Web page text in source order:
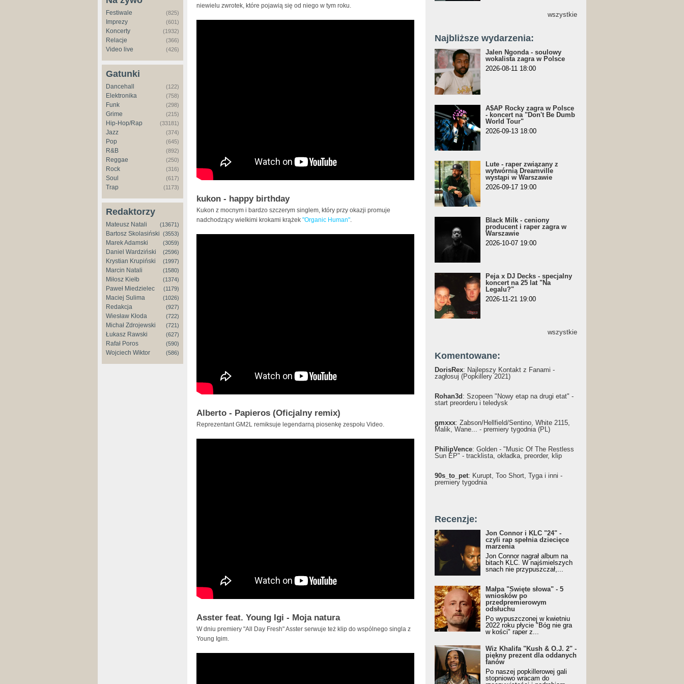
Festiwale (825)
Imprezy (601)
Koncerty (1932)
Relacje (366)
Video live (426)
Gatunki
Dancehall (122)
Elektronika (758)
Funk (298)
Grime (215)
Hip-Hop/Rap (33181)
Jazz (374)
Pop (645)
R&B (892)
Reggae (250)
Rock (316)
Soul (617)
Trap (1173)
Redaktorzy
Mateusz Natali (13671)
Bartosz Skolasiński (3553)
Marek Adamski (3059)
Daniel Wardziński (2596)
Krystian Krupiński (1997)
Marcin Natali (1580)
Miłosz Kiełb (1374)
Paweł Miedzielec (1179)
Maciej Sulima (1026)
Redakcja (927)
Wiesław Kłoda (722)
Michał Zdrojewski (721)
Łukasz Rawski (627)
Rafał Poros (590)
Wojciech Wiktor (586)
niewielu zwrotek, które pojawią się od niego w tym roku.
kukon - happy birthday
Kukon z mocnym i bardzo szczerym singlem, który przy okazji promuje
nadchodzący wielkimi krokami krążek "Organic Human"
Alberto - Papieros (Oficjalny remix)
Reprezentant GM2L remiksuje legendarną piosenkę zespołu Video.
Asster feat. Young Igi - Moja natura
W dniu premiery "All Day Fresh" Asster serwuje też klip do wspólnego singla z
Young Igim.
wszystkie
Najbliższe wydarzenia:
Jalen Ngonda - soulowy
wokalista zagra w Polsce
2026-08-11 18:00
A$AP Rocky zagra w Polsce
- koncert na "Don't Be Dumb
World Tour"
2026-09-13 18:00
Lute - raper związany z
wytwórnią Dreamville
wystąpi w Warszawie
2026-09-17 19:00
Black Milk - ceniony
producent i raper zagra w
Warszawie
2026-10-07 19:00
Peja x DJ Decks - specjalny
koncert na 25 lat "Na
Legalu?"
2026-11-21 19:00
wszystkie
Komentowane:
DorisRex: Najlepszy Kontakt z Fanami -
zagłosuj (Popkillery 2021)
Rohan3d : Szopeen "Nowy etap na drugi etat" -
start preorderu i teledysk
gmxxx: Żabson/Hellfield/Sentino, White 2115,
Malik, Wane... - premiery tygodnia (PL)
PhilipVence: Golden - "Music Of The Restless
Sun EP" - tracklista, okładka, preorder, klip
90s_to_pet: Kurupt, Too Short, Tyga i inni -
premiery tygodnia
Recenzje:
Jon Connor i KLC "24" -
czyli rap spełnia dziecięce
marzenia
Jon Connor nagrał album na
bitach KLC. W najśmielszych
snach nie przypuszczał,...
Małpa "Święte słowa" - 5
wniosków po
przedpremierowym
odsłuchu
Po wypuszczonej w kwietniu
2022 roku płycie "Bóg nie gra
w kości" raper z...
Wiz Khalifa "Kush & O.J. 2" -
piękny prezent dla oddanych
fanów
Po naszej popkillerowej gali
stopniowo wracam do